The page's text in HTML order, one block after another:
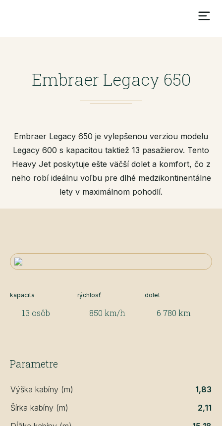
Embraer Legacy 650
Embraer Legacy 650 je vylepšenou verziou modelu
Legacy 600 s kapacitou taktiež 13 pasažierov. Tento
Heavy Jet poskytuje ešte väčší dolet a komfort, čo z
neho robí ideálnu voľbu pre dlhé medzikontinentálne
lety v maximálnom pohodlí.
kapacita
13 osôb
rýchlosť
850 km/h
dolet
6 780 km
Parametre
Výška kabíny (m)
1,83
Šírka kabíny (m)
2,11